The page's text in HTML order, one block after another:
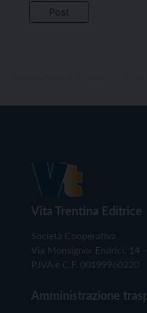
Vita Trentina Editrice
Società Cooperativa
Via Monsignor Endrici, 14
P.IVA e C.F. 00199960220
Amministrazione